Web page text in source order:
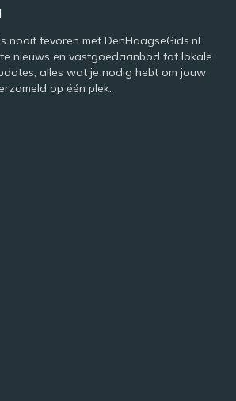
nooit tevoren met DenHaagseGids.nl.
nieuws en vastgoedaanbod tot lokale
alles wat je nodig hebt om jouw
op één plek.